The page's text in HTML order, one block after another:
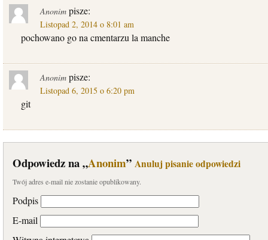
Anonim pisze:
Listopad 2, 2014 o 8:01 am
pochowano go na cmentarzu la manche
Anonim pisze:
Listopad 6, 2015 o 6:20 pm
git
Odpowiedz na „Anonim” Anuluj pisanie odpowiedzi
Twój adres e-mail nie zostanie opublikowany.
Podpis
E-mail